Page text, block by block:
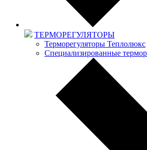
ТЕРМОРЕГУЛЯТОРЫ
Терморегуляторы Теплолюкс
Специализированные